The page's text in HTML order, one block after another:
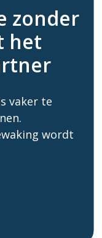
zonder
het
vaker te
wordt